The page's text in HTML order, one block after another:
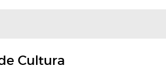
Cultura